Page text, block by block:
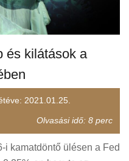
és kilátások a
2021.01.25.
Olvasási idő: 8 perc
i kamatdöntő ülésen a Fed